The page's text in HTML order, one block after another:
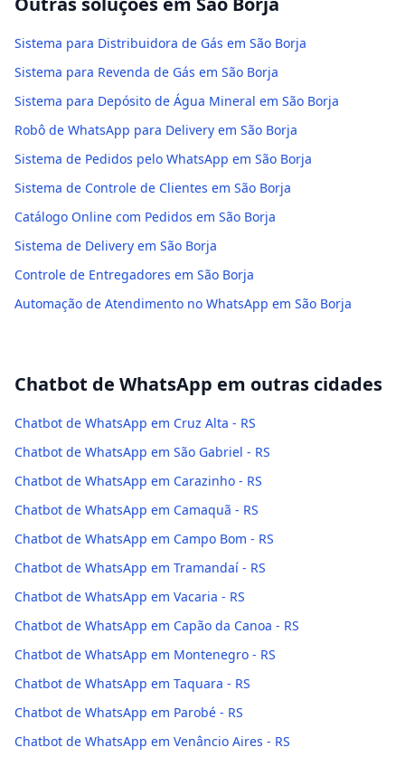
Sistema para Distribuidora de Gás em São Borja
Sistema para Revenda de Gás em São Borja
Sistema para Depósito de Água Mineral em São Borja
Robô de WhatsApp para Delivery em São Borja
Sistema de Pedidos pelo WhatsApp em São Borja
Sistema de Controle de Clientes em São Borja
Catálogo Online com Pedidos em São Borja
Sistema de Delivery em São Borja
Controle de Entregadores em São Borja
Automação de Atendimento no WhatsApp em São Borja
Chatbot de WhatsApp em outras cidades
Chatbot de WhatsApp em Cruz Alta - RS
Chatbot de WhatsApp em São Gabriel - RS
Chatbot de WhatsApp em Carazinho - RS
Chatbot de WhatsApp em Camaquã - RS
Chatbot de WhatsApp em Campo Bom - RS
Chatbot de WhatsApp em Tramandaí - RS
Chatbot de WhatsApp em Vacaria - RS
Chatbot de WhatsApp em Capão da Canoa - RS
Chatbot de WhatsApp em Montenegro - RS
Chatbot de WhatsApp em Taquara - RS
Chatbot de WhatsApp em Parobé - RS
Chatbot de WhatsApp em Venâncio Aires - RS